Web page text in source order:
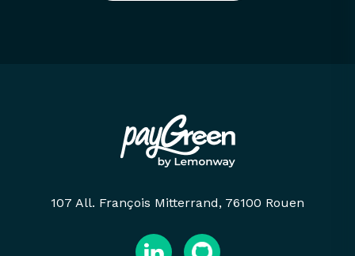
107 All. François Mitterrand, 76100 Rouen